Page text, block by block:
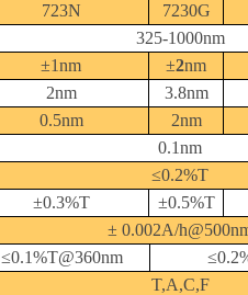
723N 7230G
325-1000nm
±1nm ±2nm
2nm 3.8nm
0.5nm 2nm
0.1nm
≤0.2%T
±0.3%T ±0.5%T
± 0.002A/
≤0.1%T@360nm
T,A,C,F